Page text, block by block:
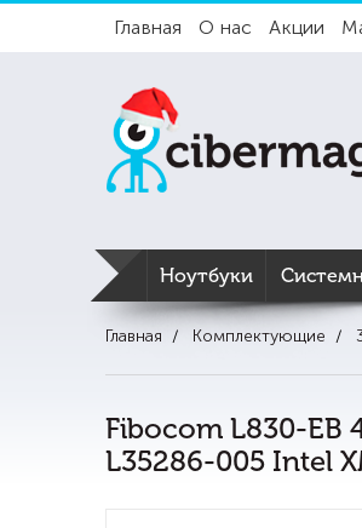
Главная О нас Акции
Ноутбуки
Главная Комплектующие
Fibocom L830-EB
L35286-005 Intel